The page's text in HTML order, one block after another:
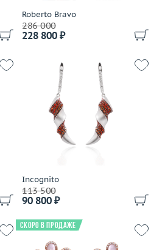
Roberto Bravo
286 000
228 800 ₽
Incognito
113 500
90 800 ₽
Скоро в продаже